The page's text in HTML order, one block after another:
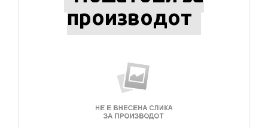
производот